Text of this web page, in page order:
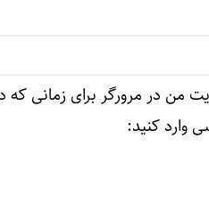
من در مرورگر برای زمانی
وارد کنید: